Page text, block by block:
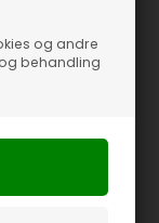
og andre
behandling